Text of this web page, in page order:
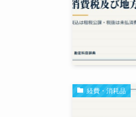
経費・消耗品